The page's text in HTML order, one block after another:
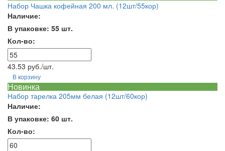
Набор Чашка кофейная 200 мл. (12шт/55кор)
Наличие:
В упаковке: 55 шт.
Кол-во:
43.53 руб./шт.
В корзину
Новинка
Набор тарелка 205мм белая (12шт/60кор)
Наличие:
В упаковке: 60 шт.
Кол-во: